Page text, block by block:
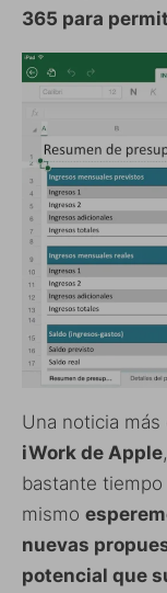
365 para
Una noticia
iWork de Apple
bastante
mismo
nuevas
potencial que